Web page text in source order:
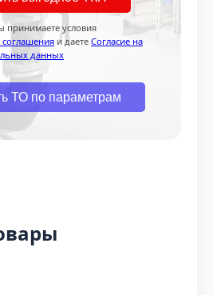
принимаете условия
соглашения и даете Согласие на
данных
ТО по параметрам